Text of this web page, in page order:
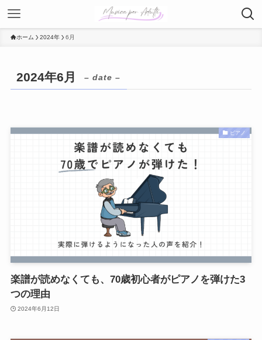
ホーム 2024年 6月
2024年6月 – date –
ピアノ
楽譜が読めなくても、70歳初心者がピアノを弾けた3
つの理由
2024年6月12日